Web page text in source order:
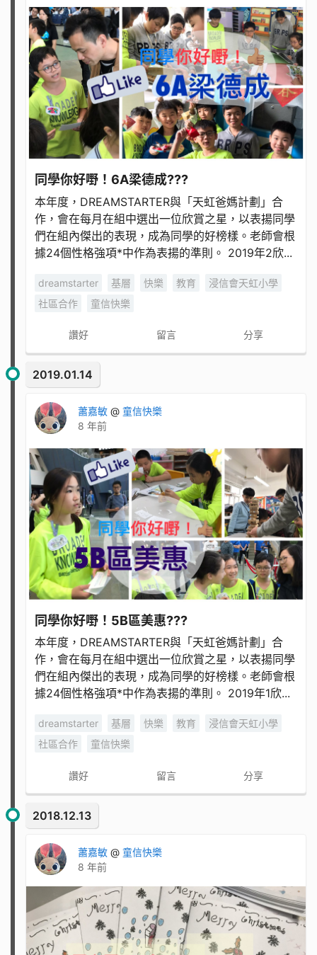
同學你好嘢！6A梁德成???
本年度，DREAMSTARTER與「天虹爸媽計劃」合
作，會在每月在組中選出一位欣賞之星，以表揚同學
們在組內傑出的表現，成為同學的好榜樣。老師會根
據24個性格強項*中作為表揚的準則。 2019年2欣...
dreamstarter 基層 快樂 教育
浸信會天虹小學
社區合作
童信快樂
讚好 留言 分享
2019.01.14
蕭嘉敏 @ 童信快樂
8 年前
同學你好嘢！5B區美惠???
本年度，DREAMSTARTER與「天虹爸媽計劃」合
作，會在每月在組中選出一位欣賞之星，以表揚同學
們在組內傑出的表現，成為同學的好榜樣。老師會根
據24個性格強項*中作為表揚的準則。 2019年1欣...
dreamstarter 基層 快樂 教育
浸信會天虹小學
社區合作
童信快樂
讚好 留言 分享
2018.12.13
蕭嘉敏 @ 童信快樂
8 年前